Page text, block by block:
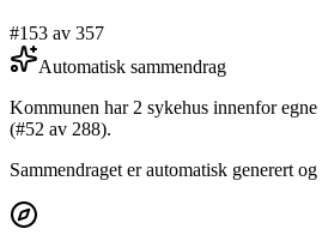
#153 av 357
Automatisk sammendrag
Kommunen har 2 sykehus innenfor
(#52 av 288).
Sammendraget er automatisk generert